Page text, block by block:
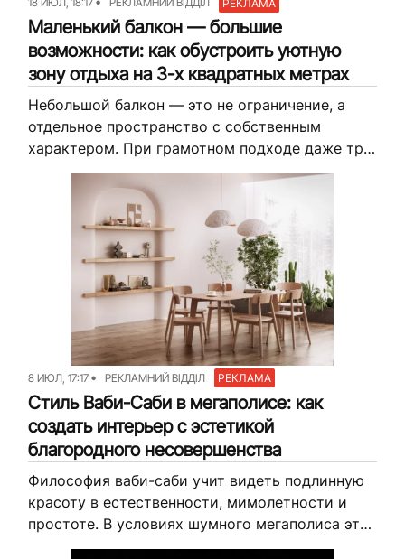
РЕКЛАМА
Маленький балкон — большие
возможности: как обустроить уютную
зону отдыха на 3-х квадратных метрах
Небольшой балкон — это не ограничение, а
отдельное пространство с собственным
характером. При грамотном подходе даже три
квадратных метра превращаются в
полноценную зону отдыха с мебелью,
растениями и атмосферой. Широкий...
8 ИЮЛ, 17:17 РЕКЛАМНИЙ ВІДДІЛ РЕКЛАМА
Стиль Ваби-Саби в мегаполисе: как
создать интерьер с эстетикой
благородного несовершенства
Философия ваби-саби учит видеть подлинную
красоту в естественности, мимолетности и
простоте. В условиях шумного мегаполиса этот
японский тренд трансформировался в глоток